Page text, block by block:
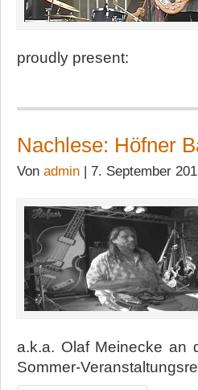
proudly present:
Nachlese: Höfner
Von admin | 7. September
a.k.a. Olaf Meinecke an
Sommer-